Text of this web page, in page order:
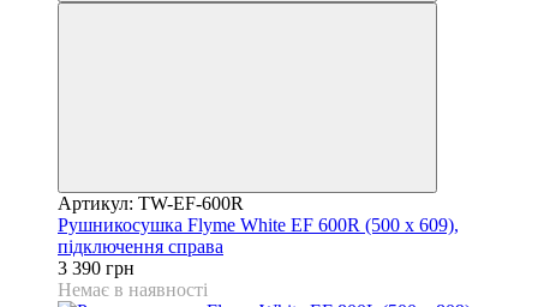
Артикул: TW-EF-600R
Рушникосушка Flyme White EF 600R (500 х 609),
підключення справа
3 390 грн
Немає в наявності